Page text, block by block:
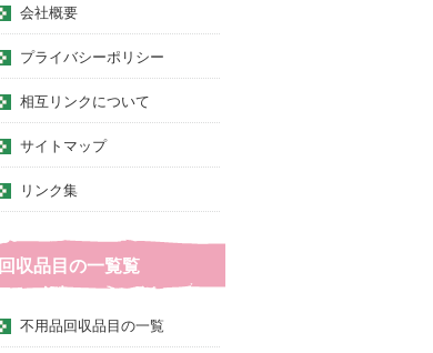
会社概要
プライバシーポリシー
相互リンクについて
サイトマップ
リンク集
回収品目の一覧覧
不用品回収品目の一覧